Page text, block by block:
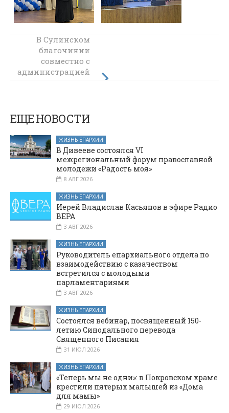
Церковь и
молодежь:
Каменск-
Шахтинское
городского
праздника
В Сулинском
благочинии
совместно с
администрацией
молодежи
ЕЩЕ НОВОСТИ
ЖИЗНЬ ЕПАРХИИ
В Дивееве состоялся VI
межрегиональный форум православной
молодежи «Радость моя»
8 АВГ 2026
ЖИЗНЬ ЕПАРХИИ
Иерей Владислав Касьянов в эфире Радио
ВЕРА
3 АВГ 2026
ЖИЗНЬ ЕПАРХИИ
Руководитель епархиального отдела по
взаимодействию с казачеством
встретился с молодыми
парламентариями
3 АВГ 2026
ЖИЗНЬ ЕПАРХИИ
Состоялся вебинар, посвященный 150-
летию Синодального перевода
Священного Писания
31 ИЮЛ 2026
ЖИЗНЬ ЕПАРХИИ
«Теперь мы не одни»: в Покровском храме
крестили пятерых малышей из «Дома
для мамы»
29 ИЮЛ 2026